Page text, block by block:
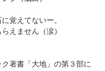
覚えてないー。
えません（涙）
著書「大地」の第３部に